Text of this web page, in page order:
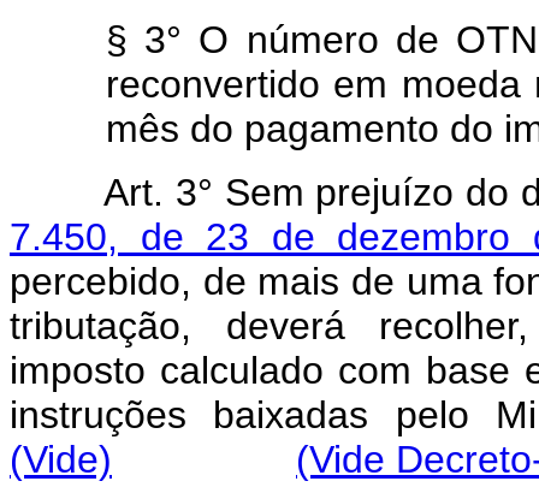
§ 3° O número de
reconvertido em
mês do pagamento do
Art. 3° Sem prejuízo do
7.450, de 23 de dezembro
percebido, de mais de uma
tributação, deverá
imposto calculado com base
instruções baixadas
(Vide)
(Vide